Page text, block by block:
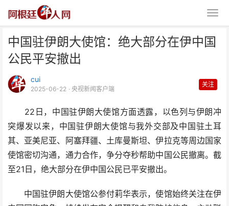
中国驻伊朗大使馆：绝大部分在伊中国
公民平安撤出
cui
2025-06-22 · 央视新闻客户端
关注
22日，中国驻伊朗大使馆方面透露，以色列与伊朗冲
突爆发以来，中国驻伊朗大使馆与我外交部及中国驻土耳
其、亚美尼亚、阿塞拜疆、土库曼斯坦、伊拉克等周边国家
使馆密切沟通，通力合作，争分夺秒帮助中国公民撤离。截
至21日，绝大部分在伊中国公民已平安撤出。
中国驻伊朗大使馆公参付莉华表示，使馆始终关注在伊
中国驻伊朗大使馆：绝大部分在伊
中国公民平安撤出